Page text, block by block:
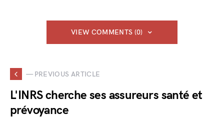
VIEW COMMENTS (0)
— PREVIOUS ARTICLE
L'INRS cherche ses assureurs santé et
prévoyance